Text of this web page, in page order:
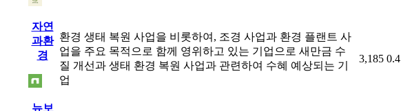
자연
과환
경
환경 생태 복원 사업을 비롯하여, 조경 사업과 환경 플랜트 사
업을 주요 목적으로 함께 영위하고 있는 기업으로 새만금 수
질 개선과 생태 환경 복원 사업과 관련하여 수혜 예상되는 기
업
3,185
뉴보